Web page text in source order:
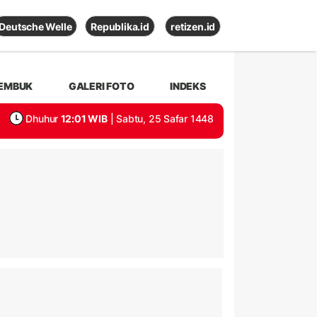
Deutsche Welle Republika.id retizen.id
GALERI FOTO INDEKS
Dhuhur 12:01 WIB | Sabtu, 25 Safar 1448